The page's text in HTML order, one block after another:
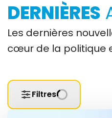
DERNIÈRES
Les dernières
cœur de la politique
Filtres